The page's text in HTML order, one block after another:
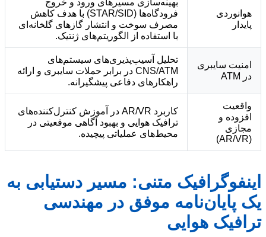
هوانوردی
پایدار
بهینه‌سازی مسیرهای ورود و خروج
فرودگاه‌ها (STAR/SID) با هدف کاهش
مصرف سوخت و انتشار گازهای گلخانه‌ای
با استفاده از الگوریتم‌های ژنتیک.
امنیت سایبری
در ATM
تحلیل آسیب‌پذیری‌های سیستم‌های
CNS/ATM در برابر حملات سایبری و ارائه
راهکارهای دفاعی پیشگیرانه.
واقعیت
افزوده و
مجازی
(AR/VR)
کاربرد AR/VR در آموزش کنترل‌کننده‌های
ترافیک هوایی و بهبود آگاهی موقعیتی در
محیط‌های عملیاتی پیچیده.
اینفوگرافیک متنی: مسیر دستیابی به
یک پایان‌نامه موفق در مهندسی
ترافیک هوایی